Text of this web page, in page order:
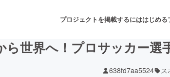
プロジェクトを掲載するにははじめる
ら世界へ！プロサッカー
638fd7aa5524 ス